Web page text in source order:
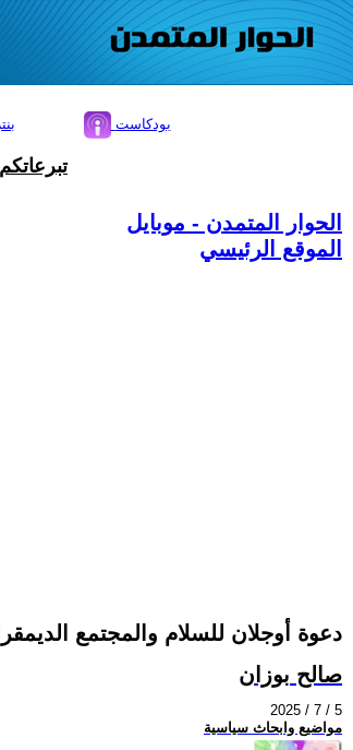
بودكاست
الحوار المتمدن - موبايل
الموقع الرئيسي
دعوة أوجلان للسلام والمجتمع
صالح بوزان
2025 / 7 / 5
مواضيع وابحاث سياسية